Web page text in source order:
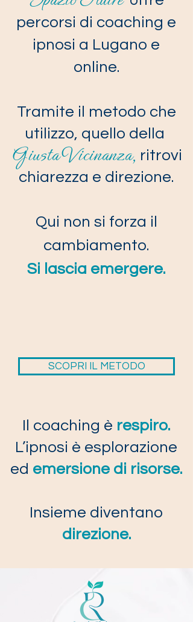
percorsi di coaching e
ipnosi a Lugano e
online.
Tramite il metodo che
utilizzo, quello della
Giusta Vicinanza, ritrovi
chiarezza e direzione.
Qui non si forza il
cambiamento.
Si lascia emergere.​
SCOPRI IL METODO
​Il coaching è respiro.
L’ipnosi è esplorazione
ed emersione di risorse.
Insieme diventano
direzione.